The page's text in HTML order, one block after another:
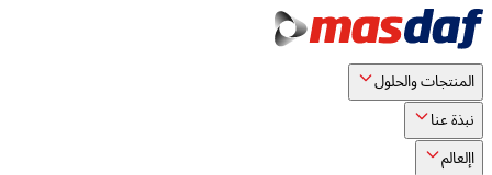
المنتجات والحلول
نبذة عنا
اإلعالم